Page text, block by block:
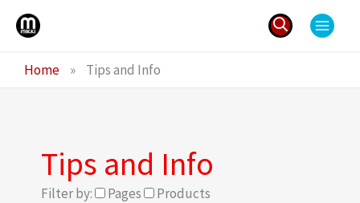
naar
inhoud
naar:
Home » Tips and Info
Tips and Info
Filter by: Pages Products